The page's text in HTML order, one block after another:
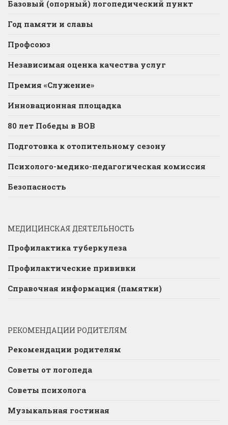
Базовый (опорный) логопедический пункт
Год памяти и славы
Профсоюз
Независимая оценка качества услуг
Премия «Служение»
Инновационная площадка
80 лет Победы в ВОВ
Подготовка к отопительному сезону
Психолого-медико-педагогическая комиссия
Безопасность
МЕДИЦИНСКАЯ ДЕЯТЕЛЬНОСТЬ
Профилактика туберкулеза
Профилактические прививки
Справочная информация (памятки)
РЕКОМЕНДАЦИИ РОДИТЕЛЯМ
Рекомендации родителям
Советы от логопеда
Советы психолога
Музыкальная гостиная